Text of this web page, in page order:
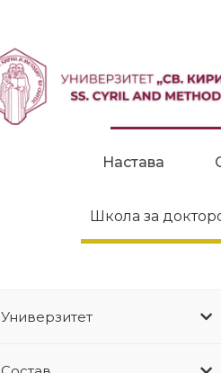
Настава
Школа за
Универзитет